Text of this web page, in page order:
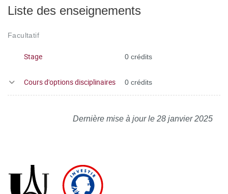
Liste des enseignements
Facultatif
Stage 0 crédits
Cours d'options disciplinaires 0 crédits
Dernière mise à jour le 28 janvier 2025